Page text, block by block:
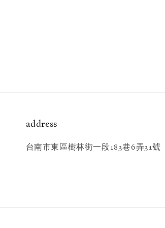
address
台南市東區樹林街一段183巷6弄31號